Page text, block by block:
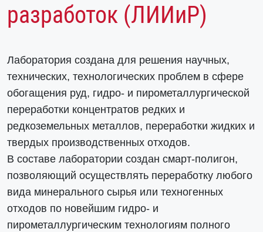
разработок (ЛИИиР)
Лаборатория создана для решения научных,
технических, технологических проблем в сфере
обогащения руд, гидро- и пирометаллургической
переработки концентратов редких и
редкоземельных металлов, переработки жидких и
твердых производственных отходов.
В составе лаборатории создан смарт-полигон,
позволяющий осуществлять переработку любого
вида минерального сырья или техногенных
отходов по новейшим гидро- и
пирометаллургическим технологиям полного